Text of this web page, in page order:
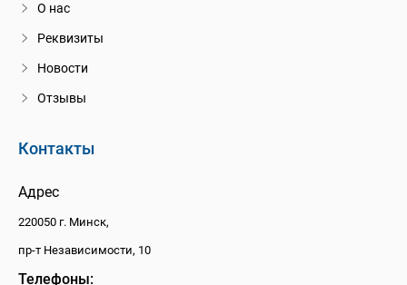
О нас
Реквизиты
Новости
Отзывы
Контакты
Адрес
220050 г. Минск,
пр-т Независимости, 10
Телефоны: